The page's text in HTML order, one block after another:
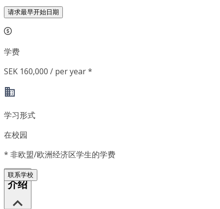
请求最早开始日期
学费
SEK 160,000 / per year *
学习形式
在校园
* 非欧盟/欧洲经济区学生的学费
联系学校
介绍